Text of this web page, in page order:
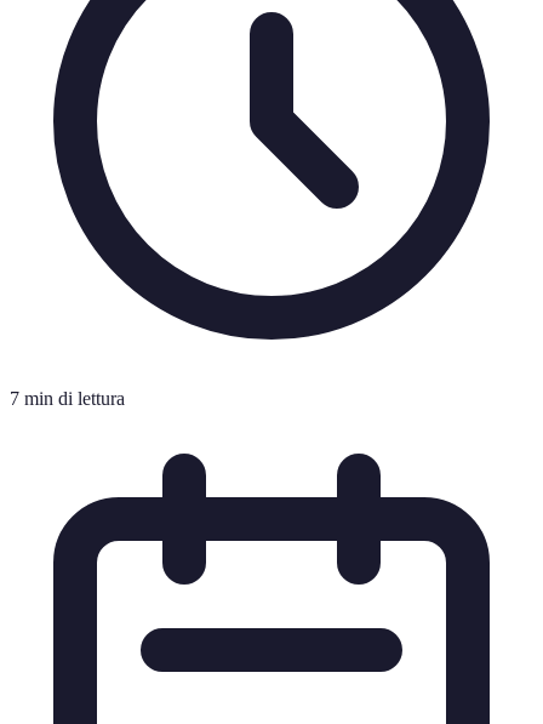
7 min di lettura